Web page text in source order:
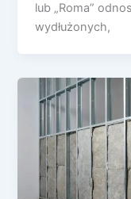
lub „Roma”
wydłużonych,